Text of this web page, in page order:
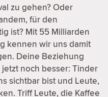
zu gehen? Oder
für den
ist? Mit 55 Milliarden
kennen wir uns damit
Deine Beziehung
noch besser: Tinder
sichtbar bist und Leute,
Triff Leute, die Kaffee